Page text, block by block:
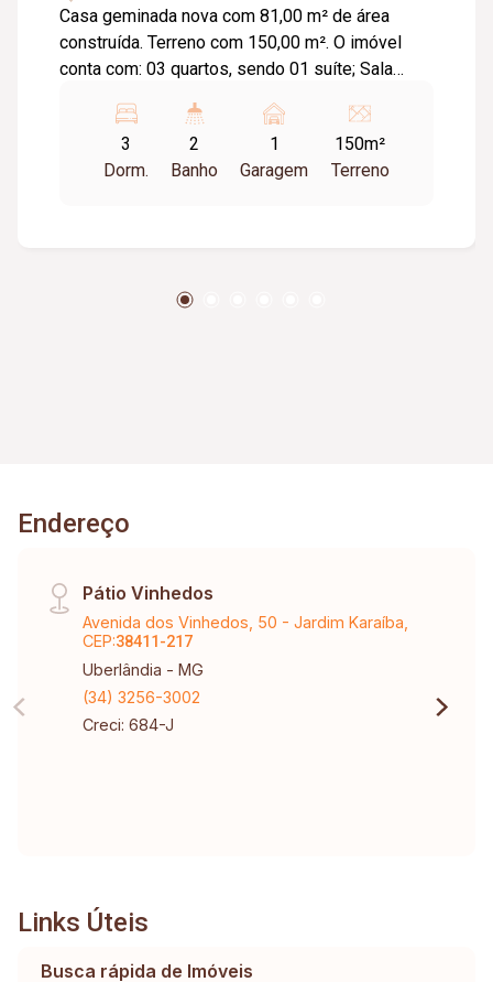
Casa geminada nova com 81,00 m² de área
construída. Terreno com 150,00 m². O imóvel
conta com: 03 quartos, sendo 01 suíte; Sala
Lavanderia; Estacionamento; Diferenciais: Porta
pivotante na sala com 1,20 m; Pé-direito de 3,10
m de altura; Janelas em blindex, sendo a da sala
acabamento, com previsão de entrega em
3
Dorm.
2
Banho
1
Garagem
150m²
Terreno
Endereço
Pátio Vinhedos
Avenida dos Vinhedos, 50 - Jardim Karaíba,
CEP:38411-217
Uberlândia - MG
(34) 3256-3002
Creci: 684-J
Links Úteis
Busca rápida de Imóveis